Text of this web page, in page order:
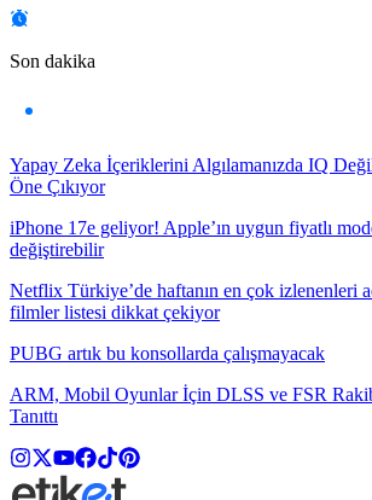
Son dakika
Yapay Zeka İçeriklerini Algılamanızda IQ
Öne Çıkıyor
iPhone 17e geliyor! Apple’ın uygun fiyatlı
değiştirebilir
Netflix Türkiye’de haftanın en çok izlenenleri
filmler listesi dikkat çekiyor
PUBG artık bu konsollarda çalışmayacak
ARM, Mobil Oyunlar İçin DLSS ve FSR
Tanıttı